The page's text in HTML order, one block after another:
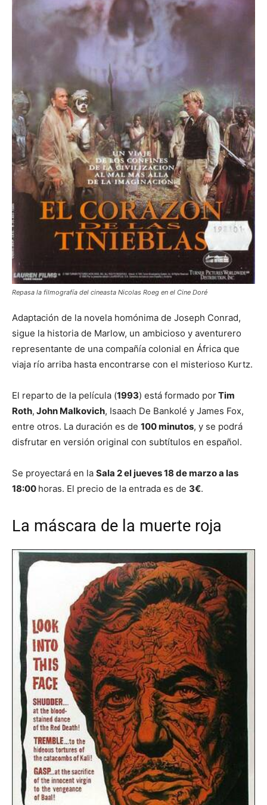
Repasa la filmografía del cineasta Nicolas Roeg en el Cine Doré
Adaptación de la novela homónima de Joseph Conrad,
sigue la historia de Marlow, un ambicioso y aventurero
representante de una compañía colonial en África que
viaja río arriba hasta encontrarse con el misterioso Kurtz.
El reparto de la película (1993) está formado porTim
Roth, John Malkovich, Isaach De Bankolé y James Fox,
entre otros. La duración es de 100 minutos, y se podrá
disfrutar en versión original con subtítulos en español.
Se proyectará en la Sala 2 el jueves 18 de marzo a las
18:00 horas. El precio de la entrada es de 3€.
La máscara de la muerte roja